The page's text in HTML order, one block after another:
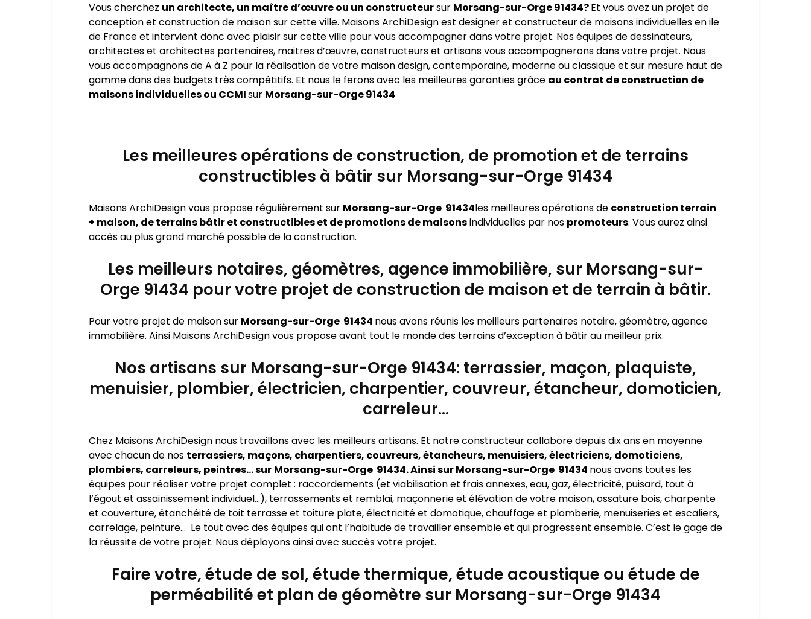
Vous cherchez un architecte, un maître d’œuvre ou un constructeursur Morsang-sur-Orge 91434?Et vous avez un projet de
conception et construction de maison sur cette ville. Maisons ArchiDesign est designer et constructeur de maisons individuelles en ile
de France et intervient donc avec plaisir sur cette ville pour vous accompagner dans votre projet. Nos équipes de dessinateurs,
architectes et architectes partenaires, maitres d’œuvre, constructeurs et artisans vous accompagnerons dans votre projet. Nous
vous accompagnons de A à Z pour la réalisation de votre maison design, contemporaine, moderne ou classique et sur mesure haut de
gamme dans des budgets très compétitifs. Et nous le ferons avec les meilleures garanties grâce au contrat de construction de
maisons individuelles ou CCMIsur Morsang-sur-Orge 91434
Les meilleures opérations de construction, de promotion et de terrains
constructibles à bâtir sur Morsang-sur-Orge 91434
Maisons ArchiDesign vous propose régulièrement sur Morsang-sur-Orge 91434les meilleures opérations de construction terrain
+ maison, de terrains bâtir et constructibles et de promotions de maisonsindividuelles par nos promoteurs. Vous aurez ainsi
accès au plus grand marché possible de la construction.
Les meilleurs notaires, géomètres, agence immobilière, sur Morsang-sur-
Orge 91434 pour votre projet de construction de maison et de terrain à bâtir.
Pour votre projet de maison sur Morsang-sur-Orge 91434 nous avons réunis les meilleurs partenaires notaire, géomètre, agence
immobilière. Ainsi Maisons ArchiDesign vous propose avant tout le monde des terrains d’exception à bâtir au meilleur prix.
Nos artisans sur Morsang-sur-Orge 91434: terrassier, maçon, plaquiste,
menuisier, plombier, électricien, charpentier, couvreur, étancheur, domoticien,
carreleur…
Chez Maisons ArchiDesign nous travaillons avec les meilleurs artisans. Et notre constructeur collabore depuis dix ans en moyenne
avec chacun de nos terrassiers, maçons, charpentiers, couvreurs, étancheurs, menuisiers, électriciens, domoticiens,
plombiers, carreleurs, peintres… sur Morsang-sur-Orge 91434. Ainsi sur Morsang-sur-Orge 91434 nous avons toutes les
équipes pour réaliser votre projet complet : raccordements (et viabilisation et frais annexes, eau, gaz, électricité, puisard, tout à
l’égout et assainissement individuel…), terrassements et remblai, maçonnerie et élévation de votre maison, ossature bois, charpente
et couverture, étanchéité de toit terrasse et toiture plate, électricité et domotique, chauffage et plomberie, menuiseries et escaliers,
carrelage, peinture… Le tout avec des équipes qui ont l’habitude de travailler ensemble et qui progressent ensemble. C’est le gage de
la réussite de votre projet. Nous déployons ainsi avec succès votre projet.
Faire votre, étude de sol, étude thermique, étude acoustique ou étude de
perméabilité et plan de géomètre sur Morsang-sur-Orge 91434